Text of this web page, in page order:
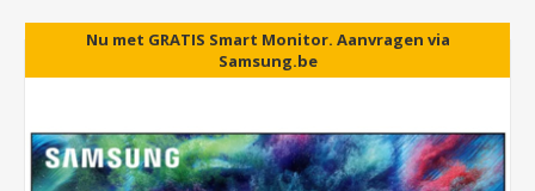
5 jaar garantie als U in NL woont.
Nu met GRATIS Smart Monitor. Aanvragen via
Samsung.be